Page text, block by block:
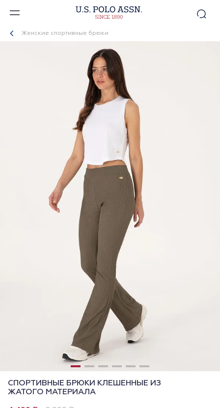
Женские спортивные брюки
СПОРТИВНЫЕ БРЮКИ КЛЕШЕННЫЕ ИЗ
ЖАТОГО МАТЕРИАЛА